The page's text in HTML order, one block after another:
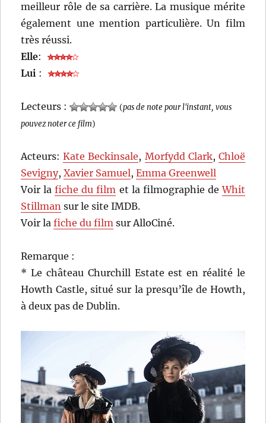
meilleur rôle de sa carrière. La musique mérite
également une mention particulière. Un film
très réussi.
Elle:
Lui :
Lecteurs : (pas de note pour l'instant, vous
pouvez noter ce film)
Acteurs:Kate Beckinsale, Morfydd Clark, Chloë
Sevigny,Xavier Samuel,Emma Greenwell
Voir lafiche du film et la filmographie deWhit
Stillman sur le site IMDB.
Voir lafiche du film sur AlloCiné.
Remarque :
* Le château Churchill Estate est en réalité le
Howth Castle, situé sur la presqu’île de Howth,
à deux pas de Dublin.